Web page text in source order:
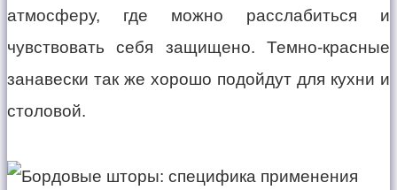
атмосферу, где можно расслабиться и
чувствовать себя защищено. Темно-красные
занавески так же хорошо подойдут для кухни и
столовой.